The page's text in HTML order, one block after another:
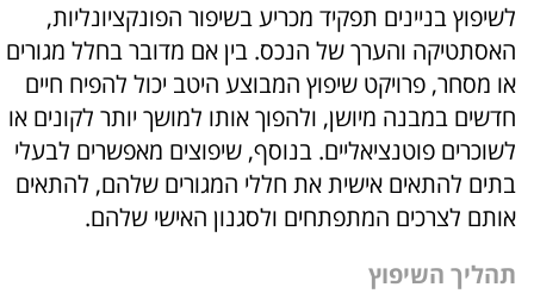
לשיפוץ בניינים תפקיד מכריע בשיפור הפונקציונליות,
האסתטיקה והערך של הנכס. בין אם מדובר בחלל מגורים
או מסחר, פרויקט שיפוץ המבוצע היטב יכול להפיח חיים
חדשים במבנה מיושן, ולהפוך אותו למושך יותר לקונים או
לשוכרים פוטנציאליים. בנוסף, שיפוצים מאפשרים לבעלי
בתים להתאים אישית את חללי המגורים שלהם, להתאים
אותם לצרכים המתפתחים ולסגנון האישי שלהם.
תהליך השיפוץ